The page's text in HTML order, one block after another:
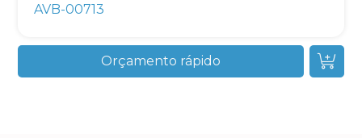
AVB-00713
Orçamento rápido